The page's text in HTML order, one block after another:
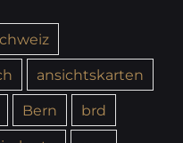
ansichtskarten
Bern
brd